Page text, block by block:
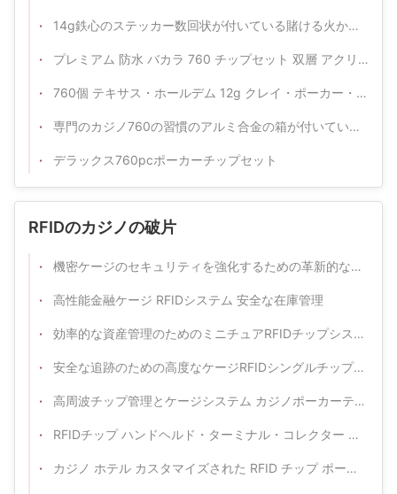
14g鉄心のステッカー数回状が付いている賭ける火かき棒のチップセット
プレミアム 防水 バカラ 760 チップセット 双層 アクリルポーカー ゲームトークンコレクション
760個 テキサス・ホールデム 12g クレイ・ポーカー・チップ 工場標準
専門のカジノ760の習慣のアルミ合金の箱が付いているデラックスな火かき棒のチップセット
デラックス760pcポーカーチップセット
RFIDのカジノの破片
機密ケージのセキュリティを強化するための革新的なRFID単一システム
高性能金融ケージ RFIDシステム 安全な在庫管理
効率的な資産管理のためのミニチュアRFIDチップシステム
安全な追跡のための高度なケージRFIDシングルチップ管理システム
高周波チップ管理とケージシステム カジノポーカーテーブルゲーム
RFIDチップ ハンドヘルド・ターミナル・コレクター テキサス・バカラ・カジノ・ポーカー・チップ検出
カジノ ホテル カスタマイズされた RFID チップ ポーカー チップ バカラ テーブル スマート チップ